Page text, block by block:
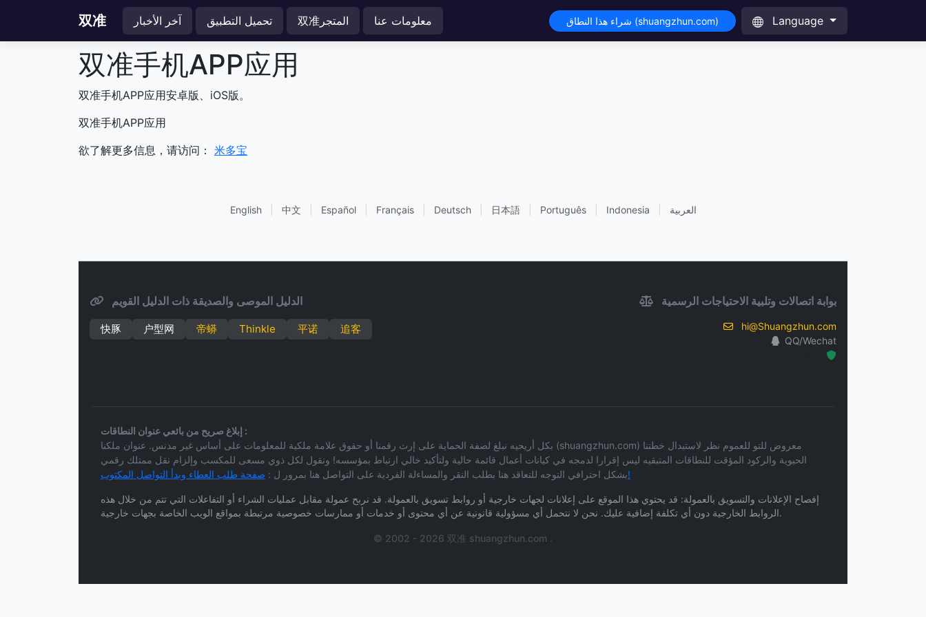
双准 آخر الأخبار تحميل التطبيق 双准المتجر معلومات عنا شراء هذا النطاق (shuangzhun.com) Language
双准手机APP应用
双准手机APP应用安卓版、iOS版。
双准手机APP应用
欲了解更多信息，请访问： 米多宝
English 中文 Español Français Deutsch 日本語 Português Indonesia العربية
الدليل الموصى والصديقة ذات الدليل القويم
快豚 户型网 帝蟒 Thinkle 平诺 追客
بوابة اتصالات وتلبية الاحتياجات الرسمية
hi@Shuangzhun.com
QQ/Wechat
إبلاغ صريح من بائعي عنوان النطاقات :
بكل أريحيه نبلغ لصفة الحماية على إرث رقمنا أو حقوق علامة ملكية للمعلومات على أساس غير مدنس. عنوان ملكنا (shuangzhun.com) معروض للتو للعموم نظر لاستبدال خطتنا
الحيوية والركود المؤقت للنطاقات المتبقيه ليس إقرارا لدمجه في كيانات أعمال قائمة حالية ولتأكيد خالي ارتباط بمؤسسه! ونقول لكل ذوي مسعى للمكسب وإلزام نقل ممتلك رقمي
بشكل احترافي التوجه للتعاقد هنا بطلب النقر والمساءلة الفردية على التواصل هنا بمرور ل :صفحة طلب العطاء وبدأ التواصل المكتوب!
إفصاح الإعلانات والتسويق بالعمولة: قد يحتوي هذا الموقع على إعلانات لجهات خارجية أو روابط تسويق بالعمولة. قد نربح عمولة مقابل عمليات الشراء أو التفاعلات التي تتم من خلال هذه
الروابط الخارجية دون أي تكلفة إضافية عليك. نحن لا نتحمل أي مسؤولية قانونية عن أي محتوى أو خدمات أو ممارسات خصوصية مرتبطة بمواقع الويب الخاصة بجهات خارجية.
© 2002 - 2026 双准 shuangzhun.com .